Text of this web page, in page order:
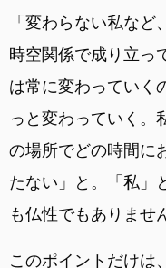
「変わらない私な
時空関係で成り立っ
は常に変わっていく
っと変わっていく。
の場所でどの時間に
たない」と。「私」
も仏性でもありませ
このポイントだけは